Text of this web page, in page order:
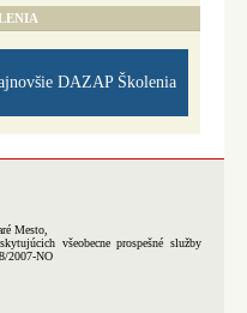
DAZAP Školenia
Mesto,
všeobecne prospešné služby
2007-NO